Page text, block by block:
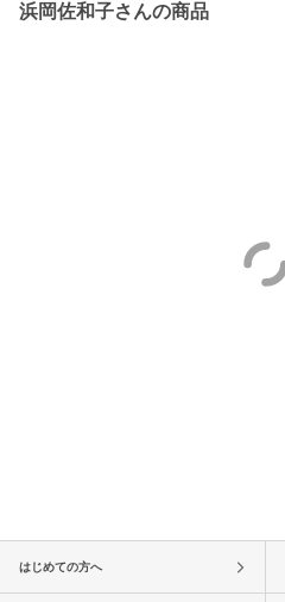
浜岡佐和子さんの商品
はじめての方へ